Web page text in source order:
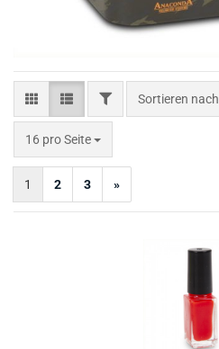
FILTERSortieren nach
Sortieren nach
16 pro Seite
pro Seite
1 2 3 »